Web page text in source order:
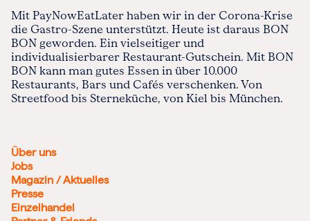
Mit PayNowEatLater haben wir in der Corona-Krise
die Gastro-Szene unterstützt. Heute ist daraus BON
BON geworden. Ein vielseitiger und
individualisierbarer Restaurant-Gutschein. Mit BON
BON kann man gutes Essen in über 10.000
Restaurants, Bars und Cafés verschenken. Von
Streetfood bis Sterneküche, von Kiel bis München.
Über uns
Jobs
Magazin / Aktuelles
Presse
Einzelhandel